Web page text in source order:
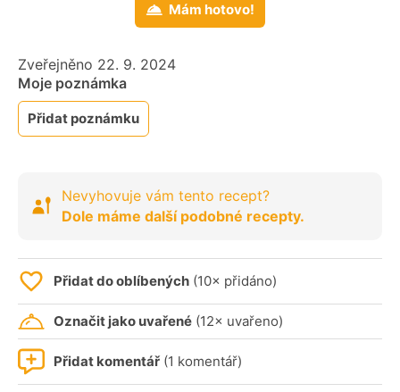
Mám hotovo!
Zveřejněno 22. 9. 2024
Moje poznámka
Přidat poznámku
Nevyhovuje vám tento recept?
Dole máme další podobné recepty.
Přidat do oblíbených (10× přidáno)
Označit jako uvařené (12× uvařeno)
Přidat komentář (1 komentář)